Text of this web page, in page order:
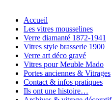
Accueil
Les vitres mousselines
Verre diamanté 1872-1941
Vitres style brasserie 1900
Verre art déco gravé
Vitres pour Meuble Mado
Portes anciennes & Vitrages
Contact & infos pratiques
Ils ont une histoire…